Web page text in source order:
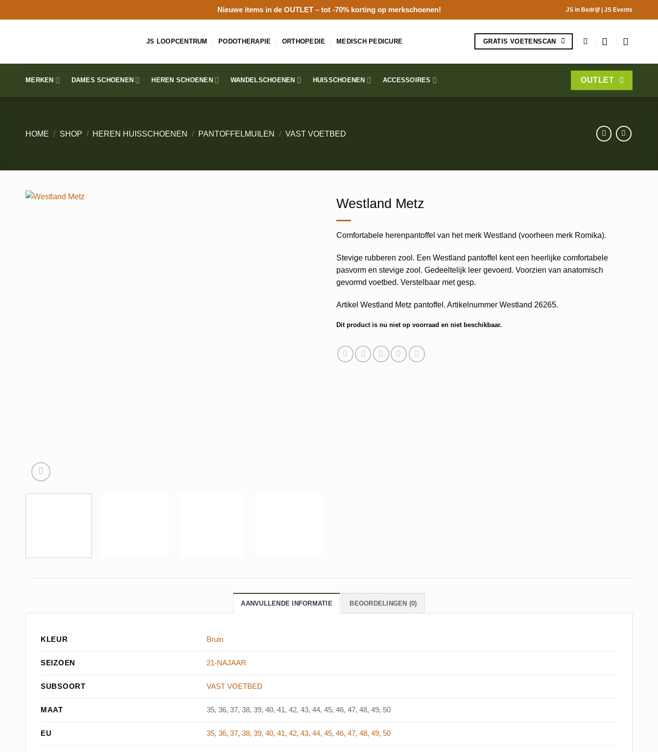
naar
Nieuwe items in de OUTLET– tot -70% korting op merkschoenen! JS in Bedrijf | JS Events
JS LOOPCENTRUM PODOTHERAPIE ORTHOPEDIE MEDISCH PEDICURE GRATIS VOETENSCAN
MERKEN DAMES SCHOENEN HEREN SCHOENEN WANDELSCHOENEN HUISSCHOENEN ACCESSOIRES OUTLET
HOME / SHOP / HEREN HUISSCHOENEN / PANTOFFELMUILEN / VAST VOETBED
Westland Metz
Comfortabele herenpantoffel van het merk Westland (voorheen merk Romika).
Stevige rubberen zool. Een Westland pantoffel kent een heerlijke comfortabele
pasvorm en stevige zool. Gedeeltelijk leer gevoerd. Voorzien van anatomisch
gevormd voetbed. Verstelbaar met gesp.
Artikel Westland Metz pantoffel. Artikelnummer Westland 26265.
Dit product is nu niet op voorraad en niet beschikbaar.
Alternative:
AANVULLENDE INFORMATIE BEOORDELINGEN (0)
KLEUR Bruin
SEIZOEN 21-NAJAAR
SUBSOORT VAST VOETBED
MAAT 35, 36, 37, 38, 39, 40, 41, 42, 43, 44, 45, 46, 47, 48, 49, 50
EU 35,36,37,38,39,40,41,42,43,44,45,46,47,48,49,50